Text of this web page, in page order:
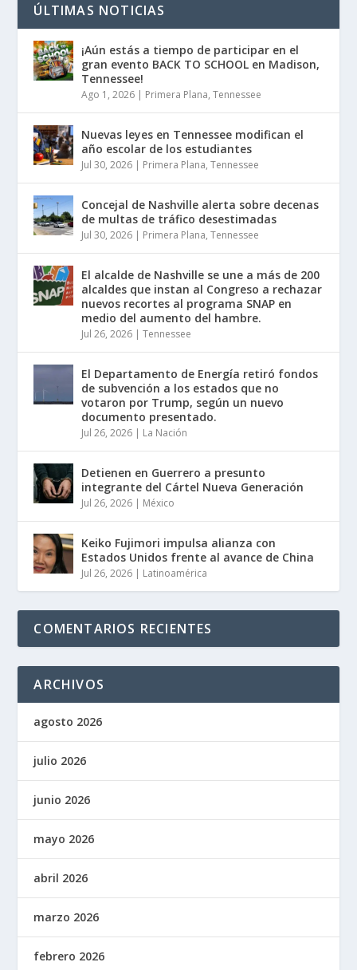
ÚLTIMAS NOTICIAS
¡Aún estás a tiempo de participar en el
gran evento BACK TO SCHOOL en Madison,
Tennessee!
Ago 1, 2026 | Primera Plana,Tennessee
Nuevas leyes en Tennessee modifican el
año escolar de los estudiantes
Jul 30, 2026 | Primera Plana,Tennessee
Concejal de Nashville alerta sobre decenas
de multas de tráfico desestimadas
Jul 30, 2026 | Primera Plana,Tennessee
El alcalde de Nashville se une a más de 200
alcaldes que instan al Congreso a rechazar
nuevos recortes al programa SNAP en
medio del aumento del hambre.
Jul 26, 2026 |Tennessee
El Departamento de Energía retiró fondos
de subvención a los estados que no
votaron por Trump, según un nuevo
documento presentado.
Jul 26, 2026 | La Nación
Detienen en Guerrero a presunto
integrante del Cártel Nueva Generación
Jul 26, 2026 | México
Keiko Fujimori impulsa alianza con
Estados Unidos frente al avance de China
Jul 26, 2026 | Latinoamérica
COMENTARIOS RECIENTES
ARCHIVOS
agosto 2026
julio 2026
junio 2026
mayo 2026
abril 2026
marzo 2026
febrero 2026